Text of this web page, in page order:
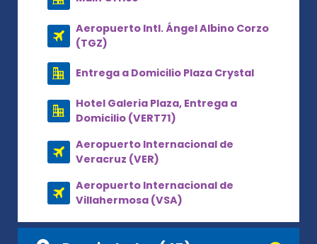
Aeropuerto Intl. Ángel Albino Corzo
(TGZ)
Entrega a Domicilio Plaza Crystal
Hotel Galeria Plaza, Entrega a
Domicilio (VERT71)
Aeropuerto Internacional de
Veracruz (VER)
Aeropuerto Internacional de
Villahermosa (VSA)